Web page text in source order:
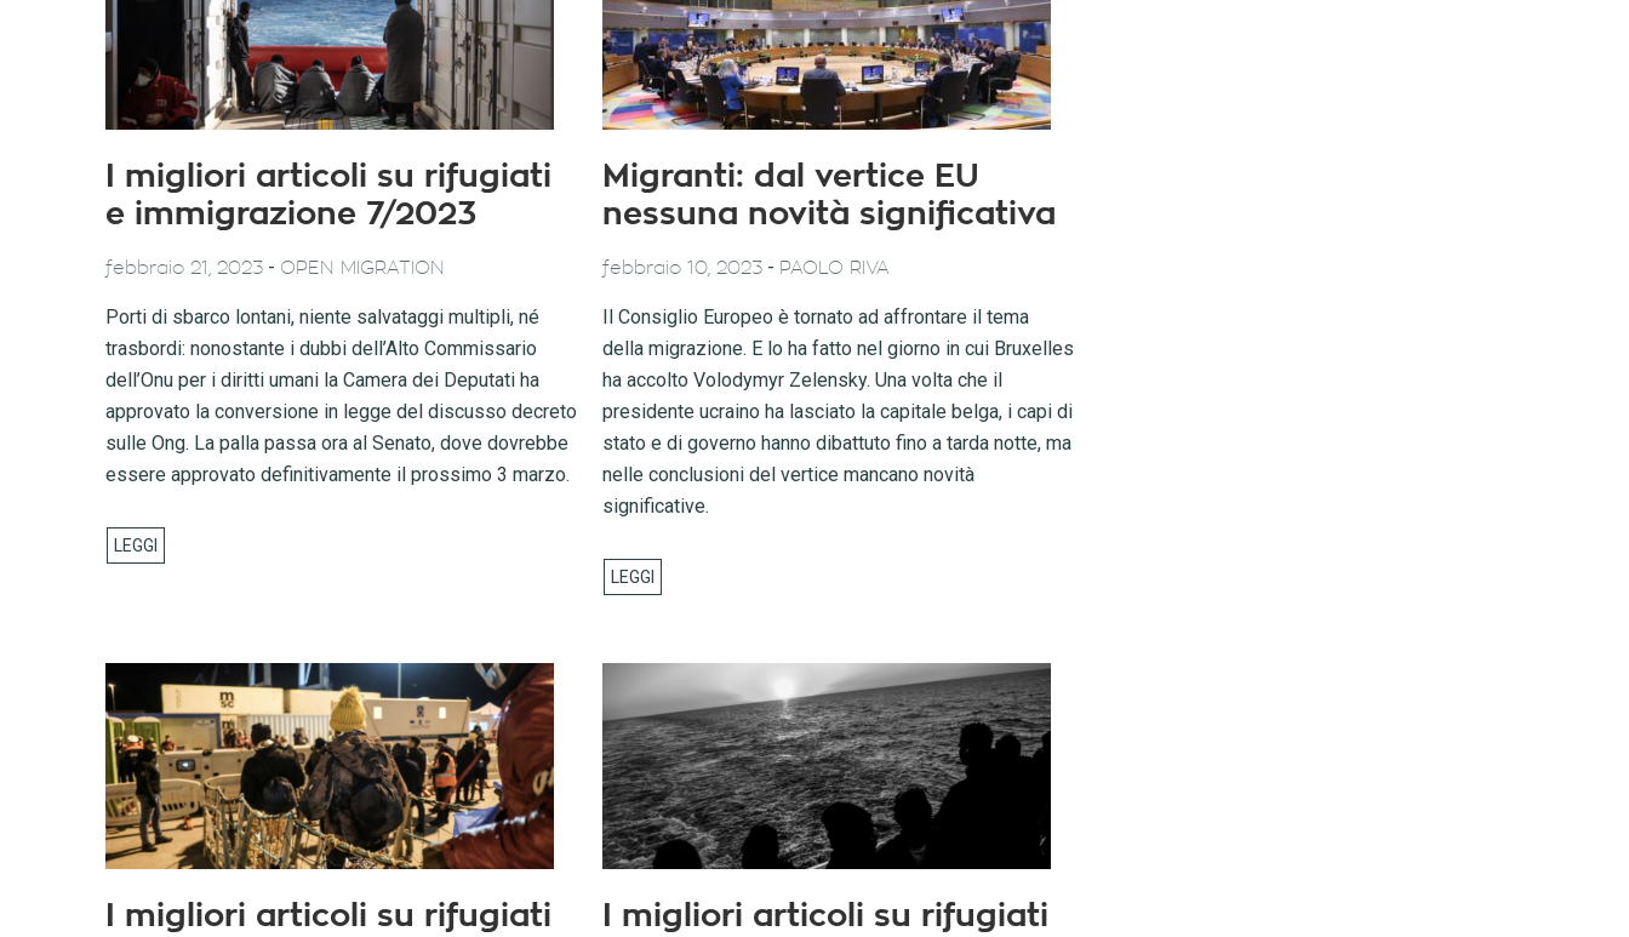
I migliori articoli su rifugiati
e immigrazione 7/2023
febbraio 21, 2023 - OPEN MIGRATION
Porti di sbarco lontani, niente salvataggi multipli, né
trasbordi: nonostante i dubbi dell’Alto Commissario
dell’Onu per i diritti umani la Camera dei Deputati ha
approvato la conversione in legge del discusso decreto
sulle Ong. La palla passa ora al Senato, dove dovrebbe
essere approvato definitivamente il prossimo 3 marzo.
Migranti: dal vertice EU
nessuna novità significativa
febbraio 10, 2023 - PAOLO RIVA
Il Consiglio Europeo è tornato ad affrontare il tema
della migrazione. E lo ha fatto nel giorno in cui Bruxelles
ha accolto Volodymyr Zelensky. Una volta che il
presidente ucraino ha lasciato la capitale belga, i capi di
stato e di governo hanno dibattuto fino a tarda notte, ma
nelle conclusioni del vertice mancano novità
significative.
I migliori articoli su rifugiati
I migliori articoli su rifugiati